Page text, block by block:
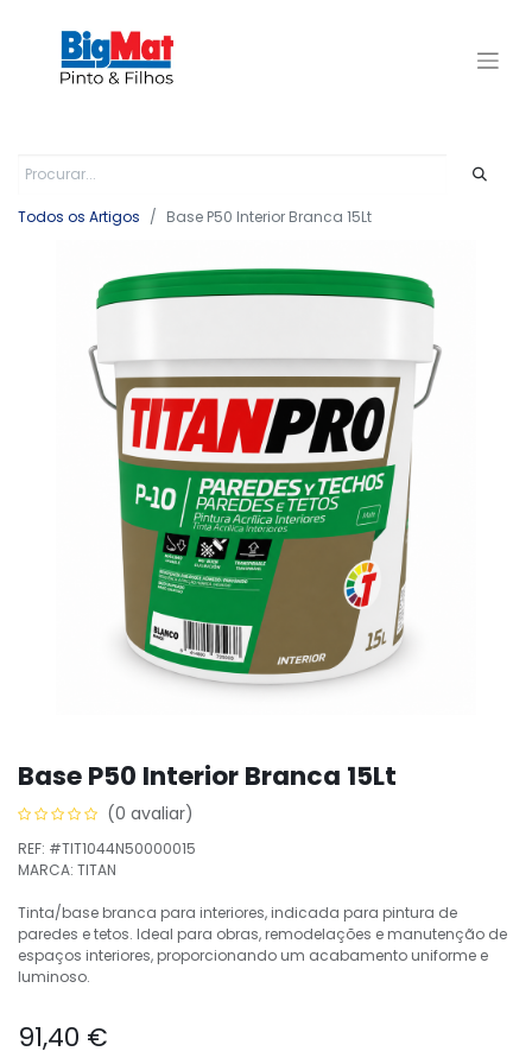
Todos os Artigos Base P50 Interior Branca 15Lt
Base P50 Interior Branca 15Lt
(0 avaliar)
REF: #TIT1044N50000015
MARCA: TITAN
Tinta/base branca para interiores, indicada para pintura de
paredes e tetos. Ideal para obras, remodelações e manutenção de
espaços interiores, proporcionando um acabamento uniforme e
luminoso.
91,40 €